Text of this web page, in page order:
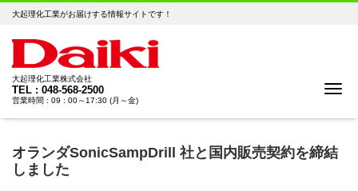
大起理化工業がお届けする情報サイトです！
大起理化工業株式会社
TEL : 048-568-2500
営業時間 : 09 : 00～17:30 (月～金)
オランダSonicSampDrill 社と国内販売契約を締結
しました